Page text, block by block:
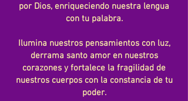
por Dios, enriqueciendo nuestra lengua
con tu palabra.
Ilumina nuestros pensamientos con luz,
derrama santo amor en nuestros
corazones y fortalece la fragilidad de
nuestros cuerpos con la constancia de tu
poder.